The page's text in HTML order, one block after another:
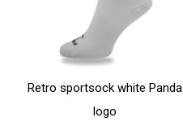
Retro sportsock white Panda
logo